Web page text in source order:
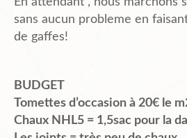
sans aucun probleme en
de gaffes!
BUDGET
Tomettes d’occasion à 20€ le
Chaux NHL5 = 1,5sac pour la